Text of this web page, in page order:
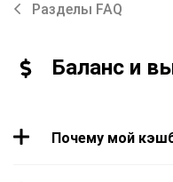
Разделы FAQ
Баланс и
Почему мой